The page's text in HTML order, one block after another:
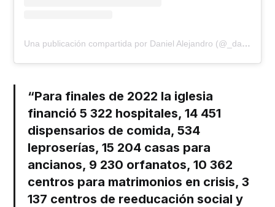
Una publicación compartida por Daniel Alejandro (@_dalona)
“Para finales de 2022 la iglesia
financió 5 322 hospitales, 14 451
dispensarios de comida, 534
leproserías, 15 204 casas para
ancianos, 9 230 orfanatos, 10 362
centros para matrimonios en crisis, 3
137 centros de reeducación social y